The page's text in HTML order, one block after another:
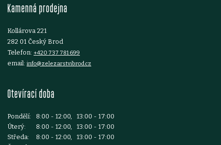
Kamenná prodejna
Kollárova 221
282 01 Český Brod
Telefon: +420 737 781 699
email: info@zelezarstvibrod.cz
Otevírací doba
Pondělí:
8:00 - 12:00, 13:00 - 17:00
Úterý:
8:00 - 12:00, 13:00 - 17:00
Středa:
8:00 - 12:00, 13:00 - 17:00